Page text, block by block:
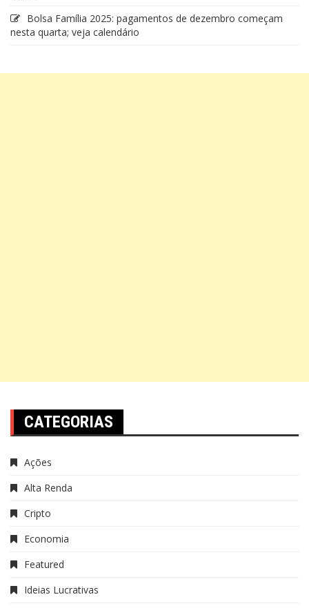
Bolsa Família 2025: pagamentos de dezembro começam
nesta quarta; veja calendário
CATEGORIAS
Ações
Alta Renda
Cripto
Economia
Featured
Ideias Lucrativas